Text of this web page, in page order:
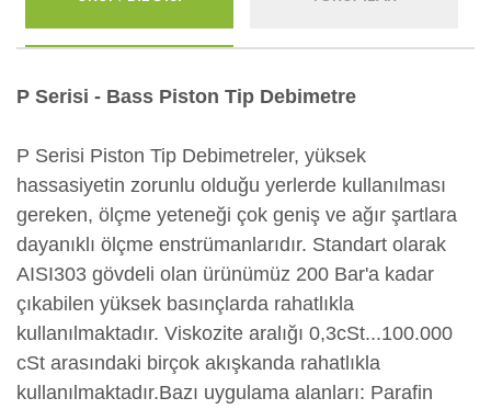
P Serisi - Bass Piston Tip Debimetre
P Serisi Piston Tip Debimetreler, yüksek
hassasiyetin zorunlu olduğu yerlerde kullanılması
gereken, ölçme yeteneği çok geniş ve ağır şartlara
dayanıklı ölçme enstrümanlarıdır. Standart olarak
AISI303 gövdeli olan ürünümüz 200 Bar'a kadar
çıkabilen yüksek basınçlarda rahatlıkla
kullanılmaktadır. Viskozite aralığı 0,3cSt...100.000
cSt arasındaki birçok akışkanda rahatlıkla
kullanılmaktadır.Bazı uygulama alanları: Parafin